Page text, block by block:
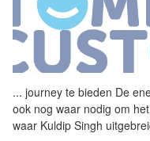
... journey te bieden De
ook nog waar nodig om
waar Kuldip Singh